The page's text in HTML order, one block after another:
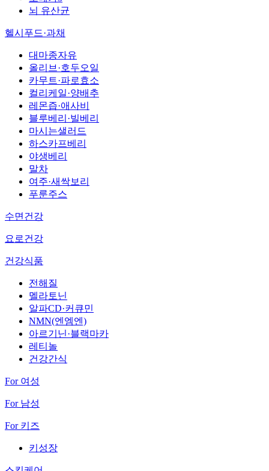
뇌 유산균
헬시푸드·과채
대마종자유
올리브·호두오일
카무트·파로효소
컬리케일·양배추
레몬즙·애사비
블루베리·빌베리
마시는샐러드
하스카프베리
야생베리
말차
여주·새싹보리
푸룬주스
수면건강
요로건강
건강식품
전해질
멜라토닌
알파CD·커큐민
NMN(엔엠엔)
아르기닌·블랙마카
레티놀
건강간식
For 여성
For 남성
For 키즈
키성장